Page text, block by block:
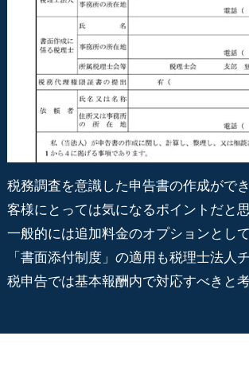
税務調査を意識した申告書の作成がで
客様にとっては気になるポイントだと思
一般的には追加料金のオプションとし
「書面添付制度」の適用も税理士法人
税申告では基本報酬内で対応すべきと